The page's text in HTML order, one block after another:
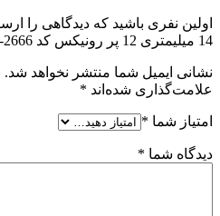
اولین نفری باشید که دیدگاهی را
14 میلیمتری 12 پر رونیکس کد RH-2666”
نشانی ایمیل شما منتشر نخواهد شد.
علامت‌گذاری شده‌اند *
امتیاز شما *
دیدگاه شما *